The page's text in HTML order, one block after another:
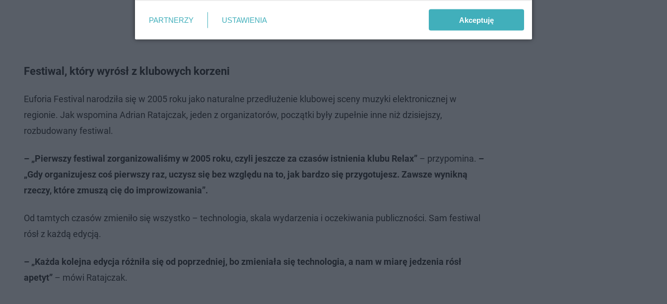
Festiwal, który wyrósł z klubowych korzeni
Euforia Festival narodziła się w 2005 roku jako naturalne przedłużenie klubowej sceny muzyki elektronicznej w
regionie. Jak wspomina Adrian Ratajczak, jeden z organizatorów, początki były zupełnie inne niż dzisiejszy,
rozbudowany festiwal.
– „Pierwszy festiwal zorganizowaliśmy w 2005 roku, czyli jeszcze za czasów istnienia klubu Relax” – przypomina. –
„Gdy organizujesz coś pierwszy raz, uczysz się bez względu na to, jak bardzo się przygotujesz. Zawsze wynikną
rzeczy, które zmuszą cię do improwizowania”.
Od tamtych czasów zmieniło się wszystko – technologia, skala wydarzenia i oczekiwania publiczności. Sam festiwal
rósł z każdą edycją.
– „Każda kolejna edycja różniła się od poprzedniej, bo zmieniała się technologia, a nam w miarę jedzenia rósł
apetyt” – mówi Ratajczak.
PARTNERZY USTAWIENIA Akceptuję